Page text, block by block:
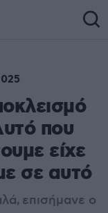
που
είχε
σε αυτό
επισήμανε ο